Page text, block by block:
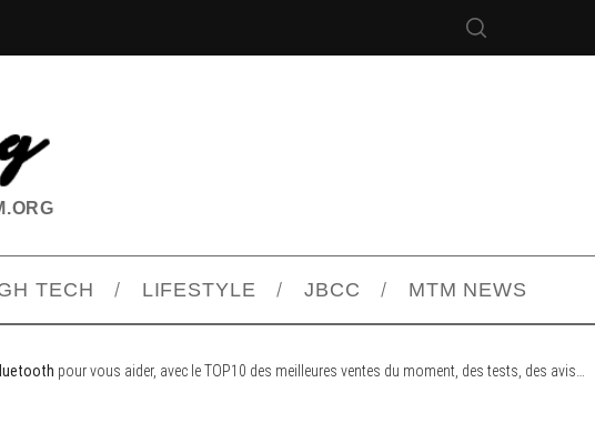
TECH LIFESTYLE JBCC MTM NEWS
pour vous aider, avec le TOP10 des meilleures ventes du moment, des tests, des avis…